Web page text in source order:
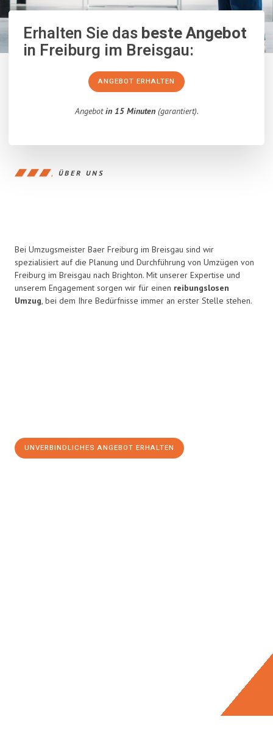
Erhalten Sie dasbeste Angebot
in Freiburg im Breisgau:
ANGEBOT ERHALTEN
Angebotin 15 Minuten(garantiert).
ÜBER UNS
Bei Umzugsmeister Baer Freiburg im Breisgau sind wir
spezialisiert auf die Planung und Durchführung von Umzügen von
Freiburg im Breisgau nach Brighton. Mit unserer Expertise und
unserem Engagement sorgen wir für einen reibungslosen
Umzug, bei dem Ihre Bedürfnisse immer an erster Stelle stehen.
UNVERBINDLICHES ANGEBOT ERHALTEN